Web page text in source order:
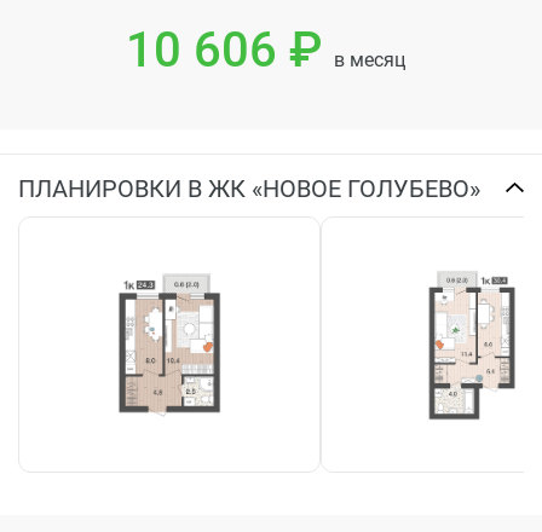
10 606 ₽ в месяц
ПЛАНИРОВКИ В ЖК «НОВОЕ ГОЛУБЕВО»